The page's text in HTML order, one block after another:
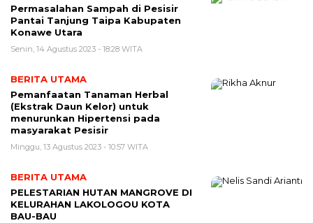
Permasalahan Sampah di Pesisir
Pantai Tanjung Taipa Kabupaten
Konawe Utara
Senin, 14 Agustus 2023 - 18:28 WITA
BERITA UTAMA
Pemanfaatan Tanaman Herbal
(Ekstrak Daun Kelor) untuk
menurunkan Hipertensi pada
masyarakat Pesisir
Minggu, 13 Agustus 2023 - 10:57 WITA
BERITA UTAMA
PELESTARIAN HUTAN MANGROVE DI
KELURAHAN LAKOLOGOU KOTA
BAU-BAU